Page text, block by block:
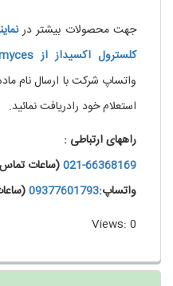
جهت محصولات بیشتر در
کلسترول اکسیداز از
واتساپ شرکت با ارسال نام
استعلام خود رادریافت نمائید.
راههای ارتباطی :
021-66368169(ساعات تماس:8:30 الی
واتساپ:09377601793(ساعات
Views: 0